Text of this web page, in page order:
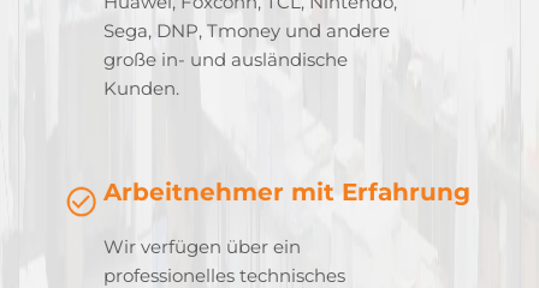
Sega, DNP, Tmoney und andere
große in- und ausländische
Kunden.
Arbeitnehmer mit Erfahrung
Wir verfügen über ein
professionelles technisches